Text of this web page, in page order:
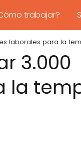
trabajar?
laborales para la
3.000
la